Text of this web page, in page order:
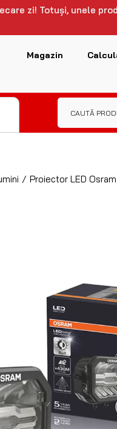
zi! Totuși, unele
Magazin
/ Proiector LED